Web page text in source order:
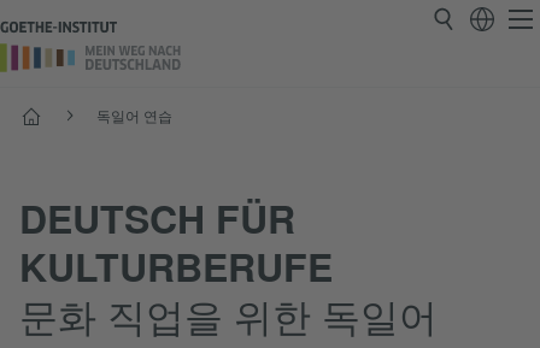
시작 독일어 연습
DEUTSCH FÜR
KULTURBERUFE
문화 직업을 위한 독일어